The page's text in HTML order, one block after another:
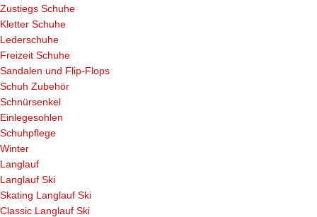
Zustiegs Schuhe
Kletter Schuhe
Lederschuhe
Freizeit Schuhe
Sandalen und Flip-Flops
Schuh Zubehör
Schnürsenkel
Einlegesohlen
Schuhpflege
Winter
Langlauf
Langlauf Ski
Skating Langlauf Ski
Classic Langlauf Ski